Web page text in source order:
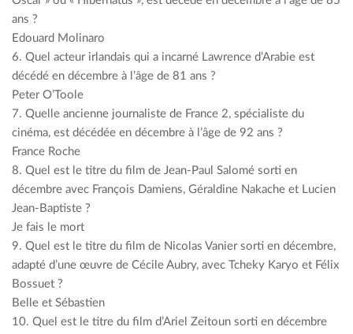
ans ?
Edouard Molinaro
6. Quel acteur irlandais qui a incarné Lawrence d’Arabie est
décédé en décembre à l’âge de 81 ans ?
Peter O’Toole
7. Quelle ancienne journaliste de France 2, spécialiste du
cinéma, est décédée en décembre à l’âge de 92 ans ?
France Roche
8. Quel est le titre du film de Jean-Paul Salomé sorti en
décembre avec François Damiens, Géraldine Nakache et Lucien
Jean-Baptiste ?
Je fais le mort
9. Quel est le titre du film de Nicolas Vanier sorti en décembre,
adapté d’une œuvre de Cécile Aubry, avec Tcheky Karyo et Félix
Bossuet ?
Belle et Sébastien
10. Quel est le titre du film d’Ariel Zeitoun sorti en décembre